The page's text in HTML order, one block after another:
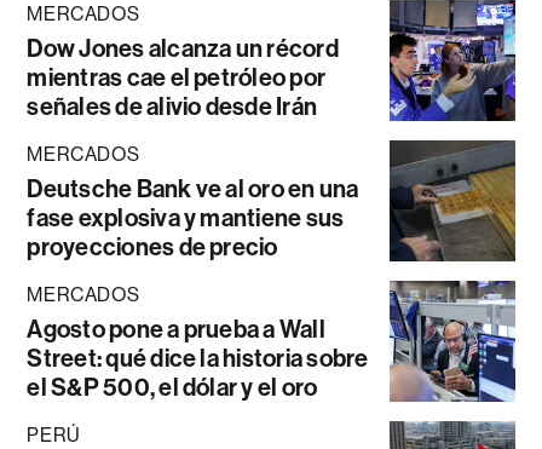
MERCADOS
Dow Jones alcanza un récord
mientras cae el petróleo por
señales de alivio desde Irán
MERCADOS
Deutsche Bank ve al oro en una
fase explosiva y mantiene sus
proyecciones de precio
MERCADOS
Agosto pone a prueba a Wall
Street: qué dice la historia sobre
el S&P 500, el dólar y el oro
PERÚ